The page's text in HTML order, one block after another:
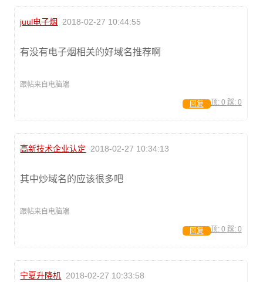
juul电子烟 2018-02-27 10:44:55
有没有电子烟相关的好域名推荐啊
跟帖来自电脑端
顶: 0 踩: 0
回复
高新技术企业认定 2018-02-27 10:34:13
其中炒域名的应该很多吧
跟帖来自电脑端
顶: 0 踩: 0
回复
宁夏升降机 2018-02-27 10:33:58